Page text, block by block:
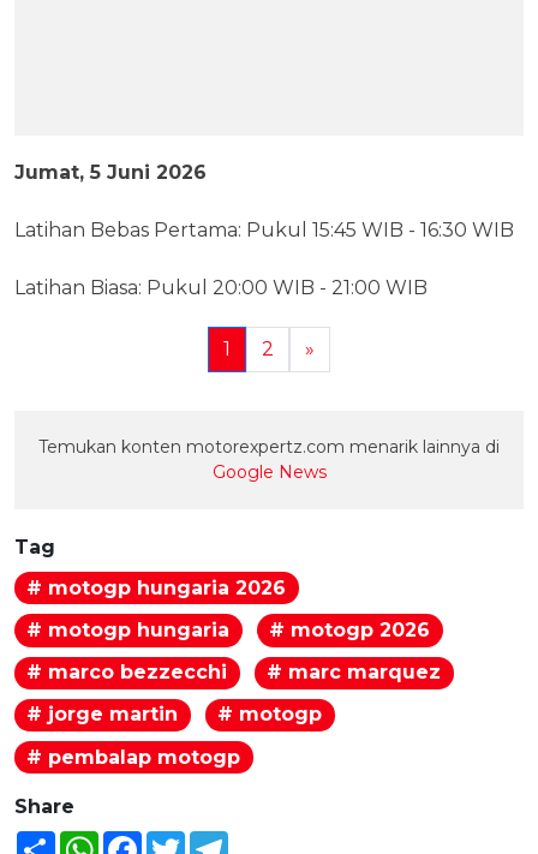
Jumat, 5 Juni 2026
Latihan Bebas Pertama: Pukul 15:45 WIB - 16:30 WIB
Latihan Biasa: Pukul 20:00 WIB - 21:00 WIB
1 2 »
Temukan konten motorexpertz.com menarik lainnya di
Google News
Tag
# motogp hungaria 2026
# motogp hungaria
# motogp 2026
# marco bezzecchi
# marc marquez
# jorge martin
# motogp
# pembalap motogp
Share
Share WhatsAppFacebook
Twitter